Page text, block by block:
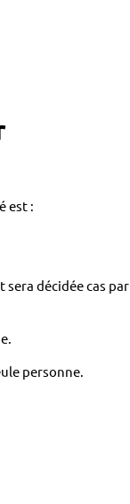
est :
décidée cas par
personne.